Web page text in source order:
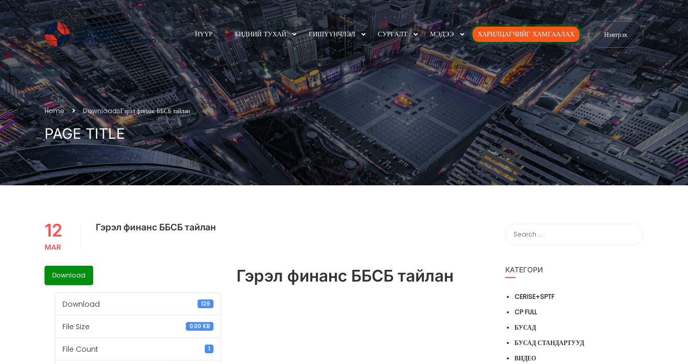
НҮҮР БИДНИЙ ТУХАЙ ГИШҮҮНЧЛЭЛ СУРГАЛТ МЭДЭЭ ХАРИЛЦАГЧИЙГ ХАМГААЛАХ Нэвтрэх
Home DownloadsГэрэл финанс ББСБ тайлан
PAGE TITLE
12
MAR
Гэрэл финанс ББСБ тайлан
Download
Download 129
File Size 0.00 KB
File Count 1
Гэрэл финанс ББСБ тайлан КАТЕГОРИ
CERISE+SPTF
CP FULL
БУСАД
БУСАД СТАНДАРТУУД
ВИДЕО